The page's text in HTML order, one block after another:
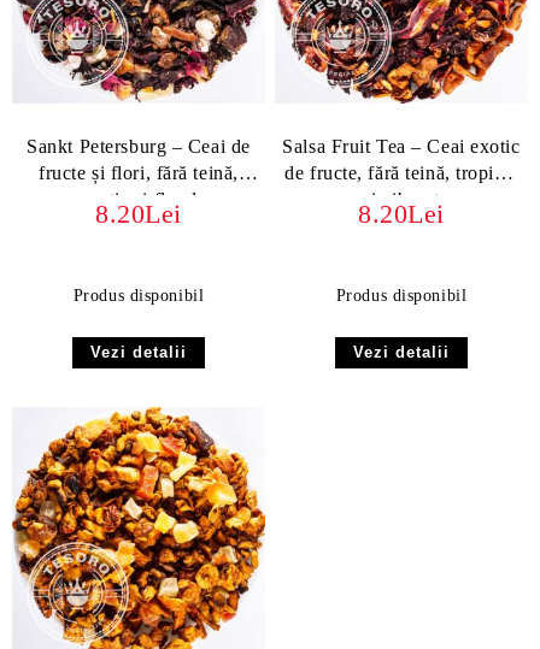
Sankt Petersburg – Ceai de
fructe și flori, fără teină,
exotic și floral
8.20Lei
Produs disponibil
Vezi detalii
Salsa Fruit Tea – Ceai exotic
de fructe, fără teină, tropical
și vibrant
8.20Lei
Produs disponibil
Vezi detalii